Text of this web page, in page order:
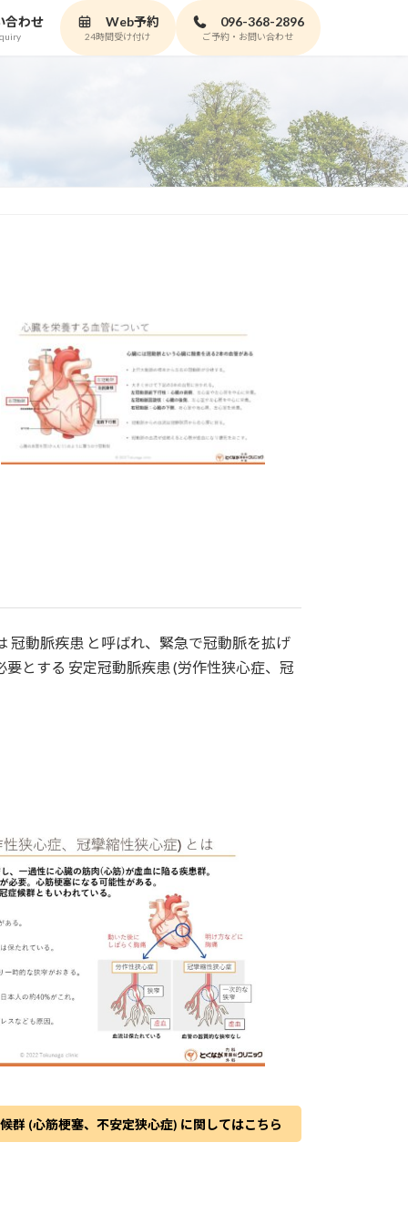
合わせ Web予約
24時間受け付け
096-368-2896
ご予約・お問い合わせ
冠動脈疾患 と呼ばれ、緊急で冠動脈を拡げ
とする 安定冠動脈疾患 (労作性狭心症、冠
群 (心筋梗塞、不安定狭心症) に関してはこちら